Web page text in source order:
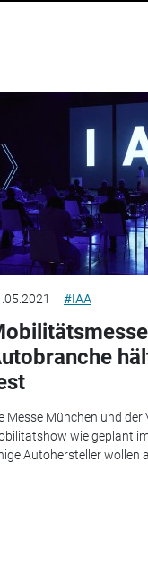
#IAA
Messe München und der
wie geplant
Autohersteller wollen